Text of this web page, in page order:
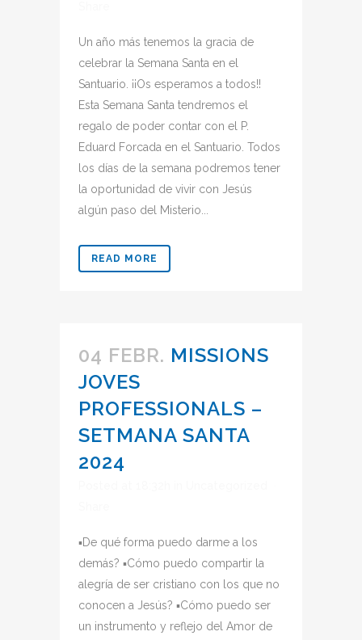
Un año más tenemos la gracia de
celebrar la Semana Santa en el
Santuario. ¡¡Os esperamos a todos!!
Esta Semana Santa tendremos el
regalo de poder contar con el P.
Eduard Forcada en el Santuario. Todos
los días de la semana podremos tener
la oportunidad de vivir con Jesús
algún paso del Misterio...
READ MORE
04 FEBR. MISSIONS
JOVES
PROFESSIONALS –
SETMANA SANTA
2024
▪De qué forma puedo darme a los
demás? ▪Cómo puedo compartir la
alegría de ser cristiano con los que no
conocen a Jesús? ▪Cómo puedo ser
un instrumento y reflejo del Amor de